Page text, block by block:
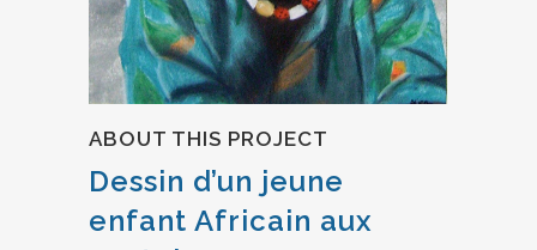
ABOUT THIS PROJECT
Dessin d’un jeune
enfant Africain aux